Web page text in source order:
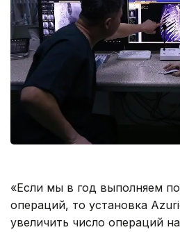
«Если мы в год выполняем
операций, то установка
увеличить число операций